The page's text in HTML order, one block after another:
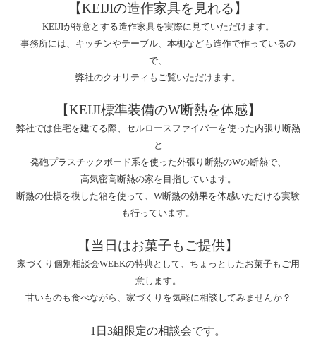
【KEIJIの造作家具を見れる】
KEIJIが得意とする造作家具を実際に見ていただけます。
事務所には、キッチンやテーブル、本棚なども造作で作っているの
で、
弊社のクオリティもご覧いただけます。
【KEIJI標準装備のW断熱を体感】
弊社では住宅を建てる際、セルロースファイバーを使った内張り断熱
と
発砲プラスチックボード系を使った外張り断熱のWの断熱で、
高気密高断熱の家を目指しています。
断熱の仕様を模した箱を使って、W断熱の効果を体感いただける実験
も行っています。
【当日はお菓子もご提供】
家づくり個別相談会WEEKの特典として、 ちょっとしたお菓子もご用
意します。
甘いものも食べながら、家づくりを気軽に相談してみませんか？
1日3組限定の相談会です。